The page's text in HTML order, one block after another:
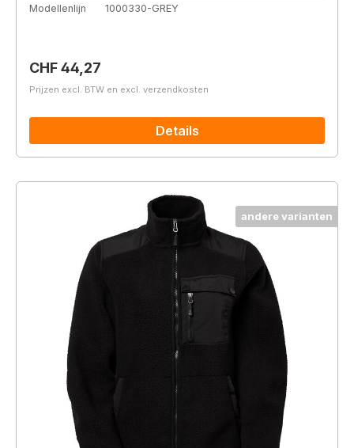
Modellenlijn
1000330-GREY
Normale prijs:
CHF 44,27
Prijzen excl. BTW en excl. verzendkosten
Details
andere varianten